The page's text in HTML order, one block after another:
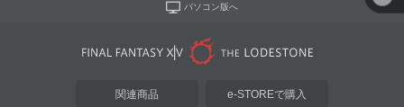
パソコン版へ
関連商品 e-STOREで購入